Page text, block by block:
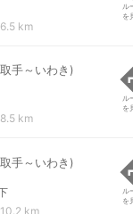
km
ル
を
手～いわき)
km
ル
を
手～いわき)
km
ル
を